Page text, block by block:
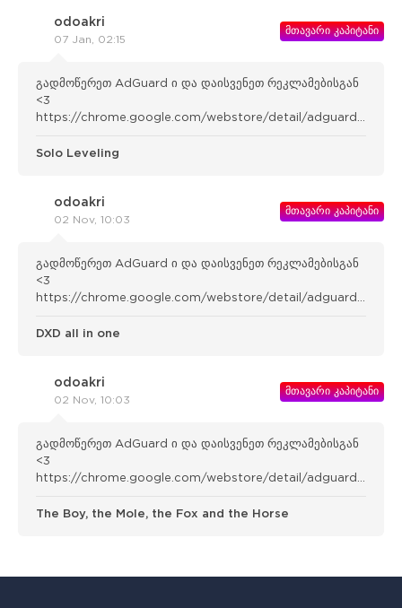
odoakri
07 Jan, 02:15
მთავარი კაპიტანი
გადმოწერეთ AdGuard ი და დაისვენეთ რეკლამებისგან
<3
https://chrome.google.com/webstore/detail/adguard-
Solo Leveling
odoakri
02 Nov, 10:03
მთავარი კაპიტანი
გადმოწერეთ AdGuard ი და დაისვენეთ რეკლამებისგან
<3
https://chrome.google.com/webstore/detail/adguard-
DXD all in one
odoakri
02 Nov, 10:03
მთავარი კაპიტანი
გადმოწერეთ AdGuard ი და დაისვენეთ რეკლამებისგან
<3
https://chrome.google.com/webstore/detail/adguard-
The Boy, the Mole, the Fox and the Horse